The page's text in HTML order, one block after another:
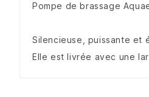
Pompe de brassage
Silencieuse, puissante et
Elle est livrée avec une